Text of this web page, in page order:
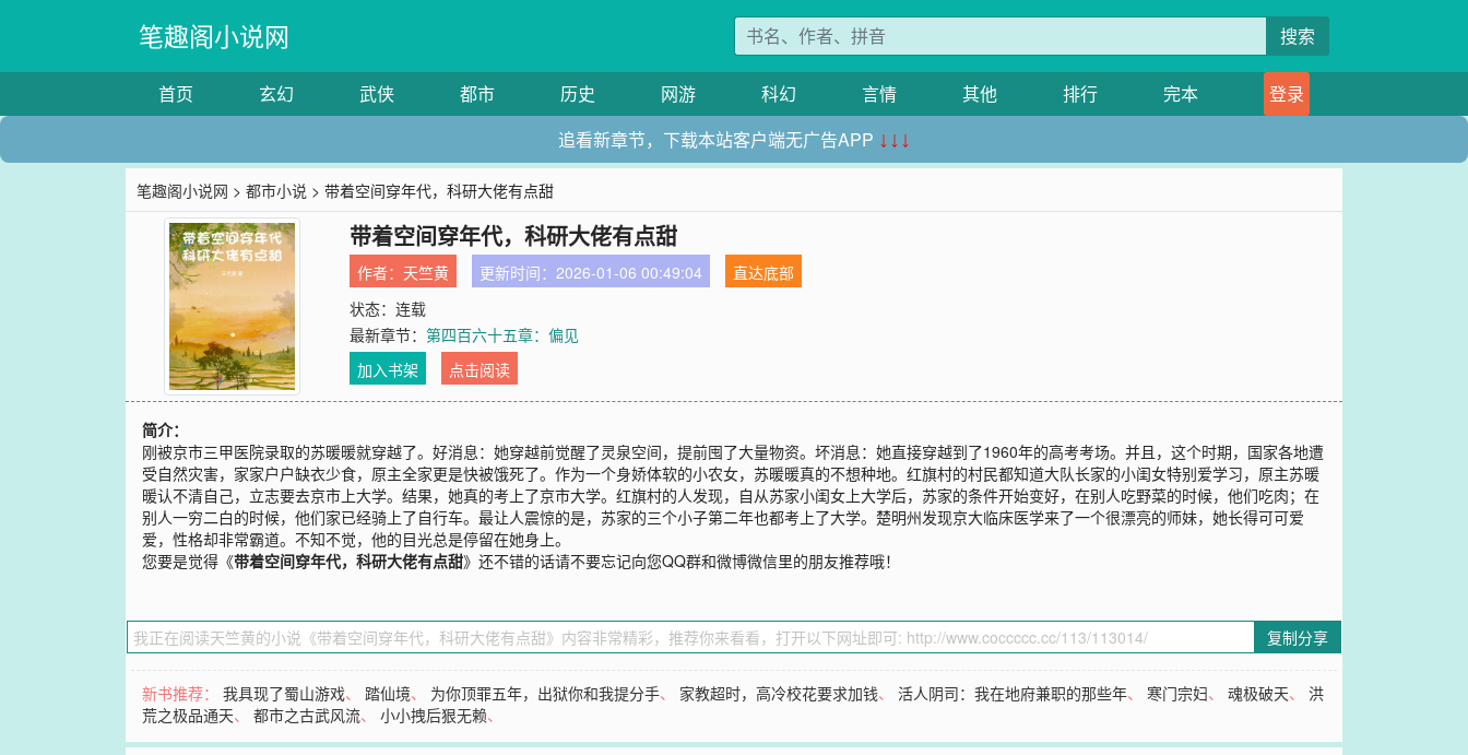
笔趣阁小说网 搜索
首页 玄幻 武侠 都市 历史 网游 科幻 言情 其他 排行 完本
登录
追看新章节，下载本站客户端无广告APP ↓↓↓
笔趣阁小说网 >都市小说 > 带着空间穿年代，科研大佬有点甜
带着空间穿年代，科研大佬有点甜
作者： 天竺黄 更新时间：2026-01-06 00:49:04
直达底部
状态：连载
最新章节：第四百六十五章：偏见
加入书架
点击阅读
简介：
刚被京市三甲医院录取的苏暖暖就穿越了。好消息：她穿越前觉醒了灵泉空间，提前囤了大量物资。坏消息：她直接穿越到了1960年的高考考场。并且，这个时期，国家各地遭
受自然灾害，家家户户缺衣少食，原主全家更是快被饿死了。作为一个身娇体软的小农女，苏暖暖真的不想种地。红旗村的村民都知道大队长家的小闺女特别爱学习，原主苏暖
暖认不清自己，立志要去京市上大学。结果，她真的考上了京市大学。红旗村的人发现，自从苏家小闺女上大学后，苏家的条件开始变好，在别人吃野菜的时候，他们吃肉；在
别人一穷二白的时候，他们家已经骑上了自行车。最让人震惊的是，苏家的三个小子第二年也都考上了大学。楚明州发现京大临床医学来了一个很漂亮的师妹，她长得可可爱
爱，性格却非常霸道。不知不觉，他的目光总是停留在她身上。
您要是觉得《带着空间穿年代，科研大佬有点甜》还不错的话请不要忘记向您QQ群和微博微信里的朋友推荐哦！
复制分享
新书推荐：我具现了蜀山游戏、 踏仙境、 为你顶罪五年，出狱你和我提分手、 家教超时，高冷校花要求加钱、活人阴司：我在地府兼职的那些年、寒门宗妇、魂极破天、洪
荒之极品通天、都市之古武风流、小小拽后狠无赖、